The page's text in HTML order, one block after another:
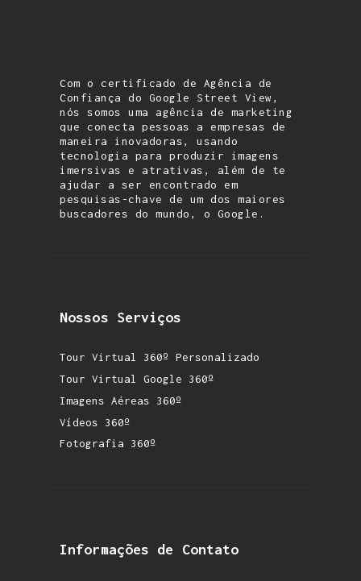
Com o certificado de Agência de
Confiança do Google Street View,
nós somos uma agência de marketing
que conecta pessoas a empresas de
maneira inovadoras, usando
tecnologia para produzir imagens
imersivas e atrativas, além de te
ajudar a ser encontrado em
pesquisas-chave de um dos maiores
buscadores do mundo, o Google.
Nossos Serviços
Tour Virtual 360º Personalizado
Tour Virtual Google 360º
Imagens Aéreas 360º
Vídeos 360º
Fotografia 360º
Informações de Contato